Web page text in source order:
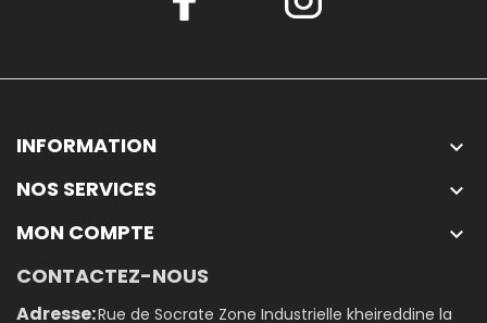
INFORMATION 
NOS SERVICES 
MON COMPTE 
CONTACTEZ-NOUS
Adresse:Rue de Socrate Zone Industrielle kheireddine la